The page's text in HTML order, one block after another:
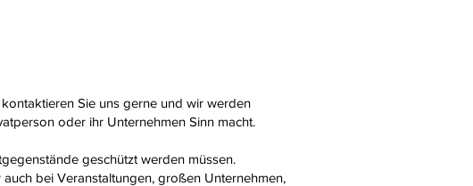
Sie uns gerne und wir werden
oder ihr Unternehmen Sinn macht.
geschützt werden müssen.
bei Veranstaltungen, großen Unternehmen,